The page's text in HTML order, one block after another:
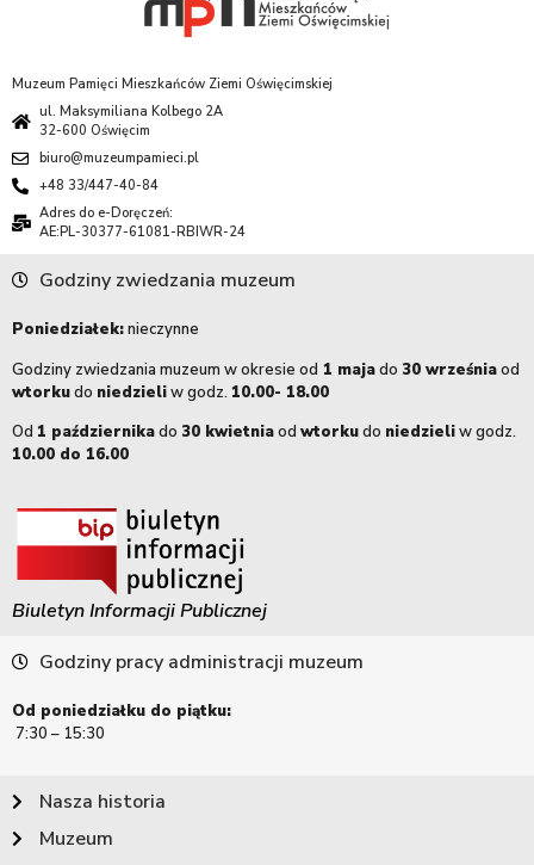
Muzeum Pamięci Mieszkańców Ziemi Oświęcimskiej
ul. Maksymiliana Kolbego 2A
32-600 Oświęcim
biuro@muzeumpamieci.pl
+48 33/447-40-84
Adres do e-Doręczeń:
AE:PL-30377-61081-RBIWR-24
Godziny zwiedzania muzeum
Poniedziałek:nieczynne
Godziny zwiedzania muzeum w okresie od 1 majado 30 wrześniaod
wtorkudo niedzieliw godz. 10.00- 18.00
Od 1 październikado 30 kwietniaod wtorkudo niedzieliw godz.
10.00 do 16.00
Biuletyn Informacji Publicznej
Godziny pracy administracji muzeum
Od poniedziałku do piątku:
7:30 – 15:30
Nasza historia
Muzeum